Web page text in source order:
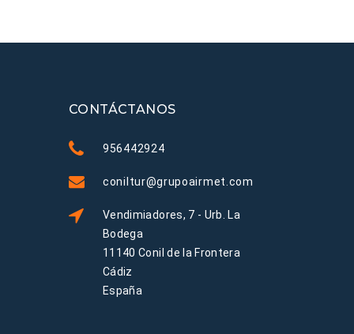
CONTÁCTANOS
956442924
coniltur@grupoairmet.com
Vendimiadores, 7 - Urb. La
Bodega
11140 Conil de la Frontera
Cádiz
España